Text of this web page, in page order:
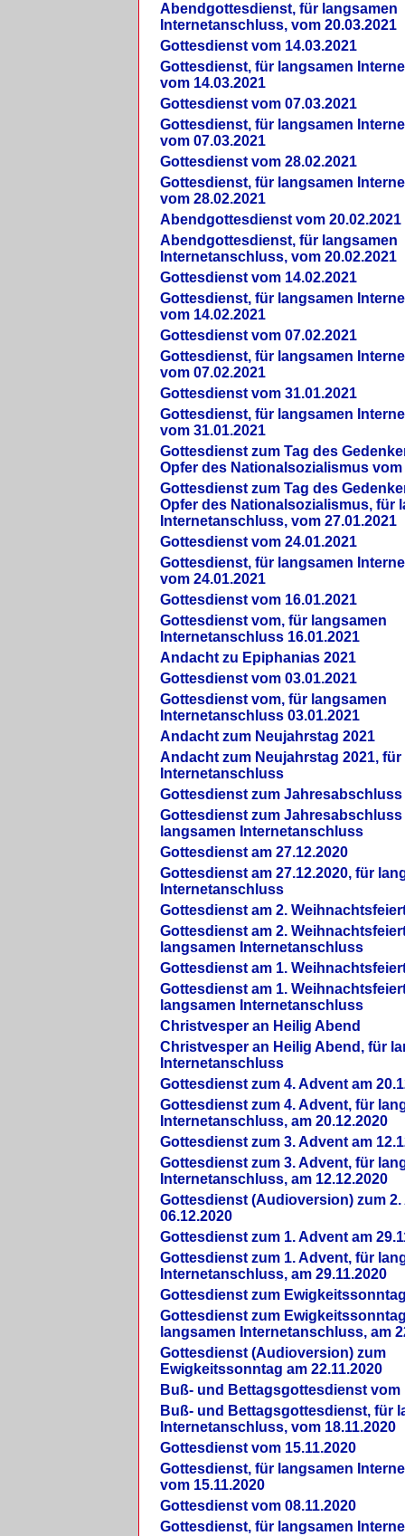
Abendgottesdienst, für langsamen
Internetanschluss, vom 20.03.2021
Gottesdienst vom 14.03.2021
Gottesdienst, für langsamen
vom 14.03.2021
Gottesdienst vom 07.03.2021
Gottesdienst, für langsamen
vom 07.03.2021
Gottesdienst vom 28.02.2021
Gottesdienst, für langsamen
vom 28.02.2021
Abendgottesdienst vom 20.02.2021
Abendgottesdienst, für langsamen
Internetanschluss, vom 20.02.2021
Gottesdienst vom 14.02.2021
Gottesdienst, für langsamen
vom 14.02.2021
Gottesdienst vom 07.02.2021
Gottesdienst, für langsamen
vom 07.02.2021
Gottesdienst vom 31.01.2021
Gottesdienst, für langsamen
vom 31.01.2021
Gottesdienst zum Tag des
Opfer des Nationalsozialismus vom
Gottesdienst zum Tag des
Opfer des Nationalsozialismus, für
Internetanschluss, vom 27.01.2021
Gottesdienst vom 24.01.2021
Gottesdienst, für langsamen
vom 24.01.2021
Gottesdienst vom 16.01.2021
Gottesdienst vom, für langsamen
Internetanschluss 16.01.2021
Andacht zu Epiphanias 2021
Gottesdienst vom 03.01.2021
Gottesdienst vom, für langsamen
Internetanschluss 03.01.2021
Andacht zum Neujahrstag 2021
Andacht zum Neujahrstag 2021,
Internetanschluss
Gottesdienst zum Jahresabschluss
Gottesdienst zum Jahresabschluss
langsamen Internetanschluss
Gottesdienst am 27.12.2020
Gottesdienst am 27.12.2020, für
Internetanschluss
Gottesdienst am 2.
Gottesdienst am 2.
langsamen Internetanschluss
Gottesdienst am 1.
Gottesdienst am 1.
langsamen Internetanschluss
Christvesper an Heilig Abend
Christvesper an Heilig Abend, für
Internetanschluss
Gottesdienst zum 4. Advent am
Gottesdienst zum 4. Advent, für
Internetanschluss, am 20.12.2020
Gottesdienst zum 3. Advent am
Gottesdienst zum 3. Advent, für
Internetanschluss, am 12.12.2020
Gottesdienst (Audioversion) zum 2.
06.12.2020
Gottesdienst zum 1. Advent am
Gottesdienst zum 1. Advent, für
Internetanschluss, am 29.11.2020
Gottesdienst zum
Gottesdienst zum
langsamen Internetanschluss, am
Gottesdienst (Audioversion) zum
Ewigkeitssonntag am 22.11.2020
Buß- und Bettagsgottesdienst vom
Buß- und Bettagsgottesdienst, für
Internetanschluss, vom 18.11.2020
Gottesdienst vom 15.11.2020
Gottesdienst, für langsamen
vom 15.11.2020
Gottesdienst vom 08.11.2020
Gottesdienst, für langsamen